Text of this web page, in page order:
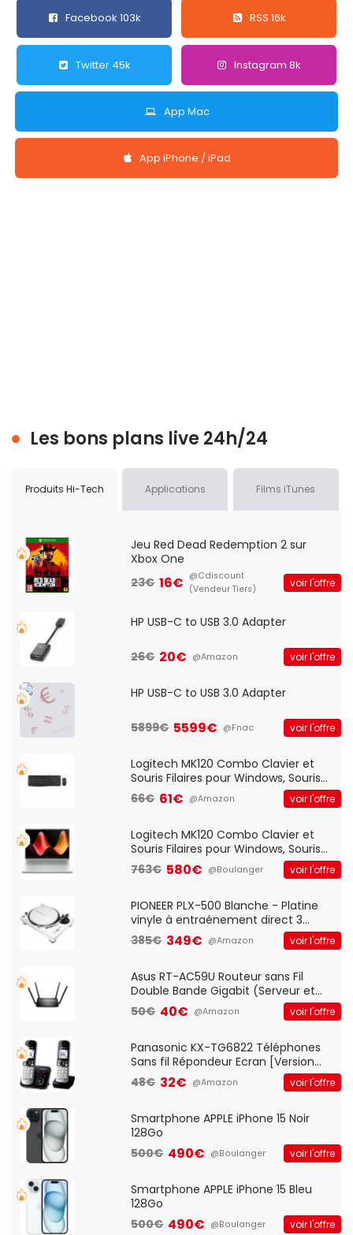
Facebook 103k RSS 16k
Twitter 45k Instagram 8k
App Mac
App iPhone / iPad
Les bons plans live 24h/24
Produits Hi-Tech Applications Films iTunes
Jeu Red Dead Redemption 2 sur
Xbox One
23€ 16€ @Cdiscount
(Vendeur Tiers)
voir l'offre
HP USB-C to USB 3.0 Adapter
26€ 20€ @Amazon voir l'offre
HP USB-C to USB 3.0 Adapter
5899€ 5599€ @Fnac voir l'offre
Logitech MK120 Combo Clavier et
Souris Filaires pour Windows, Souris
Optique Filaire, Connexion USB Plug
And Play, Confortable, Taille
QWERTY UK - Noir
66€ 61€ @Amazon voir l'offre
Logitech MK120 Combo Clavier et
Souris Filaires pour Windows, Souris
Optique Filaire, Connexion USB Plug
And Play, Confortable, Taille
QWERTY UK - Noir
763€ 580€ @Boulanger voir l'offre
PIONEER PLX-500 Blanche - Platine
vinyle à entraénement direct 3
vitesses (33-45-78 trs/min) avec
pre-ampli intégré et port USB
385€ 349€ @Amazon voir l'offre
Asus RT-AC59U Routeur sans Fil
Double Bande Gigabit (Serveur et
Client VPN, Triple Vlan, Mode Point
d'accès et Bridge, contrôle Parental,
50€ 40€ @Amazon voir l'offre
Panasonic KX-TG6822 Téléphones
Sans fil Répondeur Ecran [Version
Française]
48€ 32€ @Amazon voir l'offre
Smartphone APPLE iPhone 15 Noir
128Go
500€ 490€ @Boulanger voir l'offre
Smartphone APPLE iPhone 15 Bleu
128Go
500€ 490€ @Boulanger voir l'offre